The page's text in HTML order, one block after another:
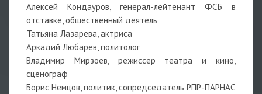
Алексей Кондауров, генерал-лейтенант ФСБ в
отставке, общественный деятель
Татьяна Лазарева, актриса
Аркадий Любарев, политолог
Владимир Мирзоев, режиссер театра и кино,
сценограф
Борис Немцов, политик, сопредседатель РПР-ПАРНАС